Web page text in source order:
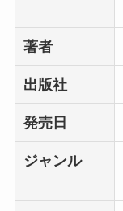
著者
出版社
発売日
ジャンル